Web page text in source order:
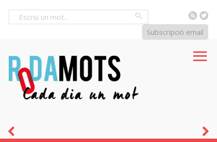
RSS
Subscripció email
a